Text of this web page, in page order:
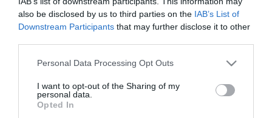
also be disclosed by us to third parties on the IAB’s List of
Downstream Participants that may further disclose it to other
Please note that this website/app uses one or more Google
not limited to your visit or usage behaviour. You may click to
grant or deny consent to Google and its third-party tags to
use your data for below specified purposes in below Google
Personal Data Processing Opt Outs
I want to opt-out of the Sharing of my
personal data.
Opted In